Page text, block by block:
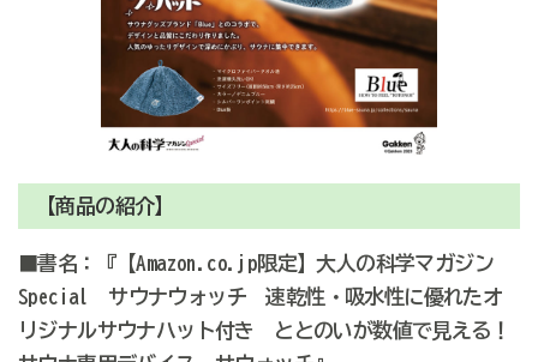
【商品の紹介】
■書名：『【Amazon.co.jp限定】大人の科学マガジン
Special サウナウォッチ 速乾性・吸水性に優れたオ
リジナルサウナハット付き ととのいが数値で見える！